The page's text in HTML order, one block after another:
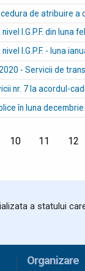
de atribuire
I.G.P.F. din luna
I.G.P.F. - luna
- Servicii de
nr. 7 la acordul-
în luna
10 11 12
a statului
Organizare